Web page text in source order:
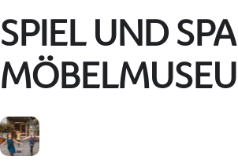
SPIEL UND